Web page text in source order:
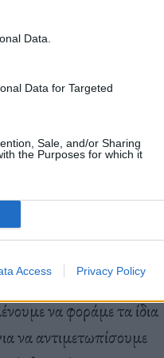
Data.
Data for Targeted
Sale, and/or Sharing
the Purposes for which it
Access Privacy Policy
«
από το σαλόνι, αλλά
δωμάτιο
για καμιά δουλειά
και πιο επιτακτικά
– αλλά πλέον την
για την επόμενη
να φοράμε τα ίδια
να αντιμετωπίσουμε